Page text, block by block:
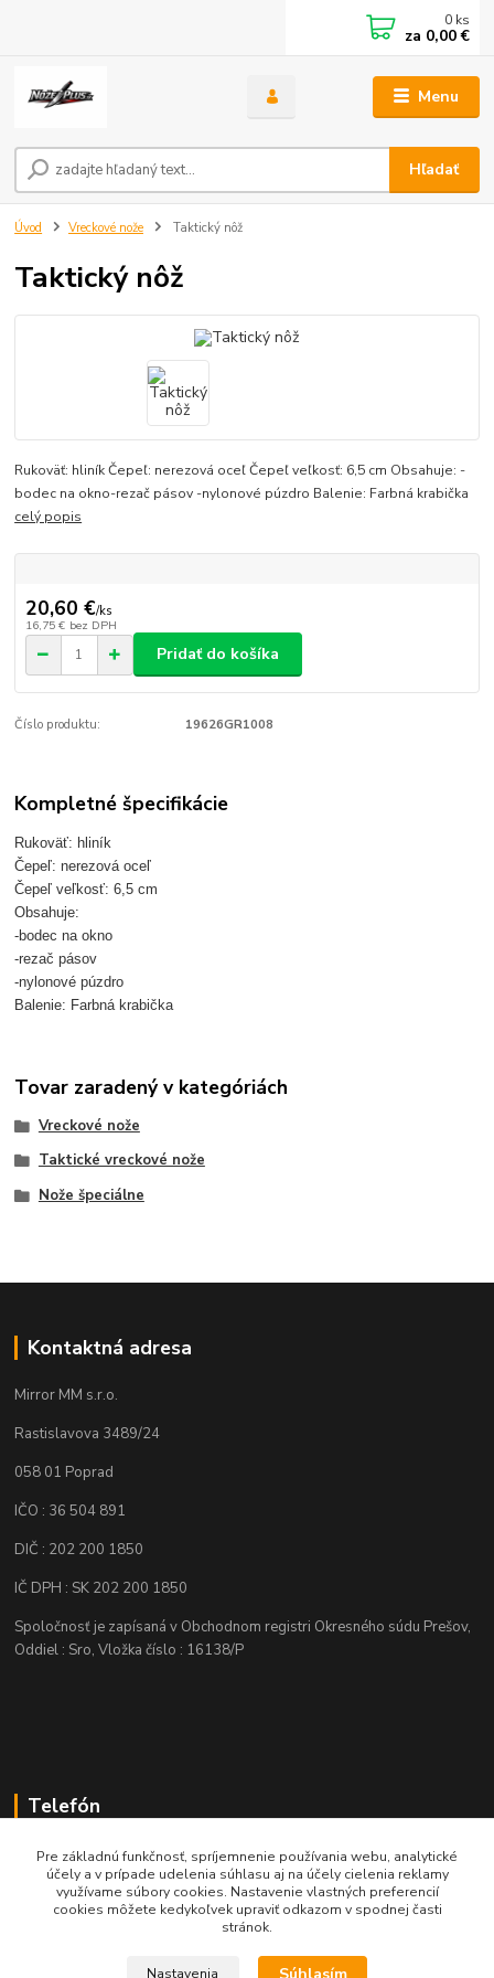
Menu
Hľadať
0 ks
za 0,00 €
Úvod Vreckové nože Taktický nôž
Taktický nôž
Rukoväť: hliník Čepeľ: nerezová oceľ Čepeľ veľkosť: 6,5 cm Obsahuje: -
bodec na okno-rezač pásov -nylonové púzdro Balenie: Farbná krabička
celý popis
20,60 €/ks
16,75 € bez DPH
Pridať do košíka
Číslo produktu: 19626GR1008
Kompletné špecifikácie
Rukoväť: hliník
Čepeľ: nerezová oceľ
Čepeľ veľkosť: 6,5 cm
Obsahuje:
-bodec na okno
-rezač pásov
-nylonové púzdro
Balenie: Farbná krabička
Tovar zaradený v kategóriách
Vreckové nože
Taktické vreckové nože
Nože špeciálne
Kontaktná adresa
Mirror MM s.r.o.
Rastislavova 3489/24
058 01 Poprad
IČO : 36 504 891
DIČ : 202 200 1850
IČ DPH : SK 202 200 1850
Spoločnosť je zapísaná v Obchodnom registri Okresného súdu Prešov,
Oddiel : Sro, Vložka číslo : 16138/P
Telefón
+421 905 622 625
obchod@nozeplus.sk
Pre základnú funkčnosť, spríjemnenie používania webu, analytické
účely a v prípade udelenia súhlasu aj na účely cielenia reklamy
využívame súbory cookies. Nastavenie vlastných preferencií
cookies môžete kedykoľvek upraviť odkazom v spodnej časti
stránok.
Nastavenia